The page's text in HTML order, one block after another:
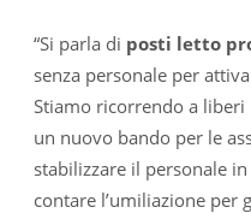
“Si parla di posti letto
senza personale per
Stiamo ricorrendo a
un nuovo bando per le
stabilizzare il personale
contare l’umiliazione